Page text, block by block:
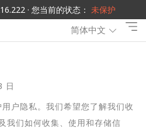
· 您当前的状态： 未保护
简体中文
日
户隐私。我们希望您了解我们收
我们如何收集、使用和存储信